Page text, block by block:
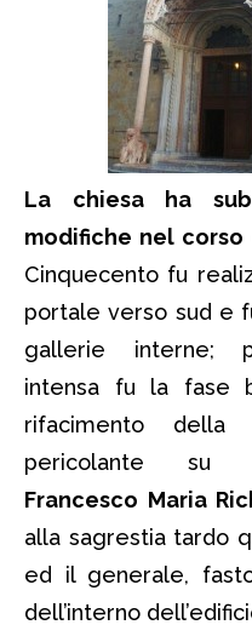
La chiesa ha
modifiche nel
Cinquecento fu
portale verso sud e
gallerie interne;
intensa fu la fase
rifacimento della
pericolante su
Francesco Maria
alla sagrestia tardo
ed il generale,
dell’interno